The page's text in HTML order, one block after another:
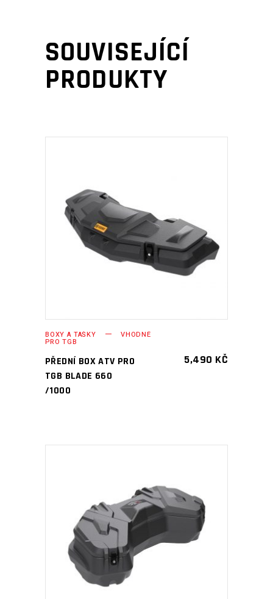
SOUVISEJÍCÍ
PRODUKTY
PŘIDAT DO KOŠÍKU
BOXY A TAŠKY VHODNÉ
PRO TGB
PŘEDNÍ BOX ATV PRO
TGB BLADE 660
/1000
5,490 KČ
PŘIDAT DO KOŠÍKU